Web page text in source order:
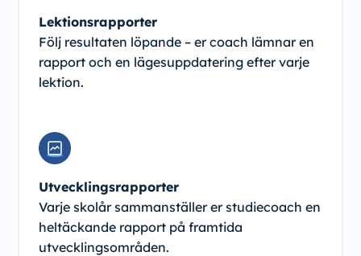
Lektionsrapporter
Följ resultaten löpande – er coach lämnar en
rapport och en lägesuppdatering efter varje
lektion.
Utvecklingsrapporter
Varje skolår sammanställer er studiecoach en
heltäckande rapport på framtida
utvecklingsområden.